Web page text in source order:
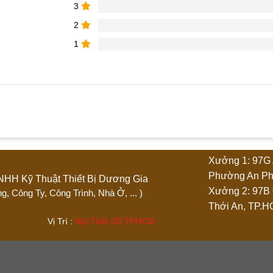
Trí
3
2
1
“Tủ kính trưng bày giá rẻ”
TNHH Kỹ Thuật Thiết Bị Dương Gia
Công Ty, Công Trình, Nhà Ở, ... )
Vị Trí : Nội Thất Gỗ TPHCM
Xưởng 1:
Phường An
Xưởng 2:
Thới An,